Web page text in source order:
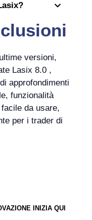
versioni,
Lasix 8.0 ,
approfondimenti
funzionalità
da usare,
per i trader di
INIZIA QUI